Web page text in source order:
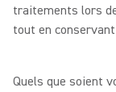
traitements lors
tout en
Quels que soient